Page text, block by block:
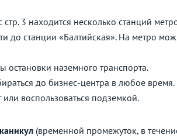
3 находится несколько станций
до станции «Балтийская». На метро
остановки наземного транспорта.
до бизнес-центра в любое
воспользоваться подземкой.
(временной промежуток, в